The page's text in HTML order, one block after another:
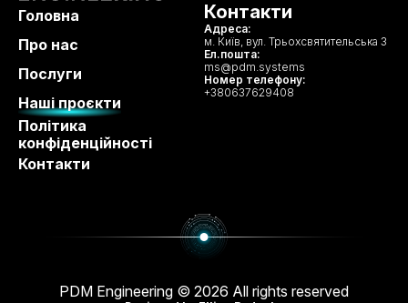
Головна
Про нас
Послуги
Наші проєкти
Політика
конфіденційності
Контакти
Контакти
Адреса:
м. Київ, вул. Трьохсвятительська 3
Ел.пошта:
ms@pdm.systems
Номер телефону:
+380637629408
PDM Engineering © 2026 All rights reserved